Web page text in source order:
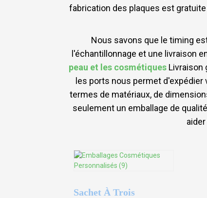
fabrication des plaques est
Nous savons que le timing
l'échantillonnage et une livraison
peau et les cosmétiques Livraison
les ports nous permet
termes de matériaux, de
seulement un emballage de
Sachet À Trois